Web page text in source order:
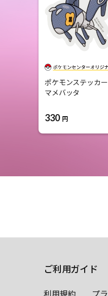
ポケモンステッカー
マメバッタ
330 円
ご利用ガイド
利用規約 プ